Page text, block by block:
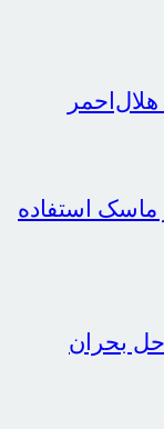
ماسک استفاده
بحران